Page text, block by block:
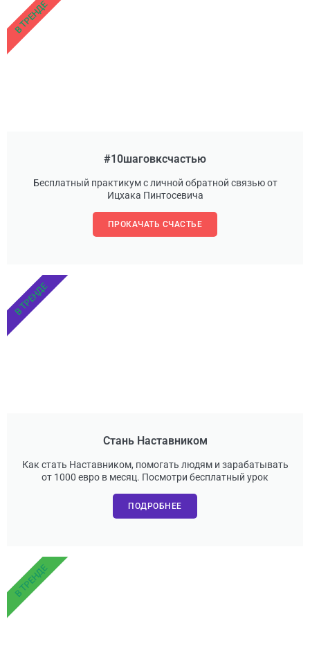
#10шаговксчастью
Бесплатный практикум с личной обратной связью от
Ицхака Пинтосевича
ПРОКАЧАТЬ СЧАСТЬЕ
В ТРЕНДЕ
Стань Наставником
Как стать Наставником, помогать людям и зарабатывать
от 1000 евро в месяц. Посмотри бесплатный урок
ПОДРОБНЕЕ
В ТРЕНДЕ
В ТРЕНДЕ